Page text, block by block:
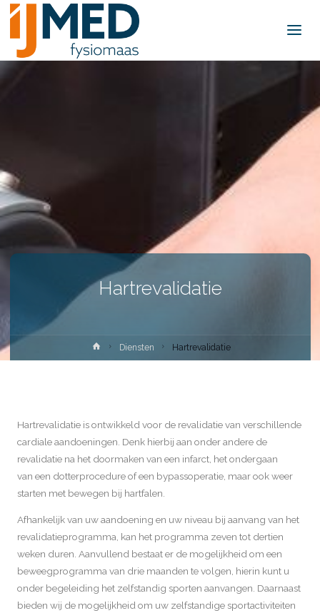
Hartrevalidatie
Diensten Hartrevalidatie
Hartrevalidatie is ontwikkeld voor de revalidatie van verschillende
cardiale aandoeningen. Denk hierbij aan onder andere de
revalidatie na het doormaken van een infarct, het ondergaan
van een dotterprocedure of een bypassoperatie, maar ook weer
starten met bewegen bij hartfalen.
Afhankelijk van uw aandoening en uw niveau bij aanvang van het
revalidatieprogramma, kan het programma zeven tot dertien
weken duren. Aanvullend bestaat er de mogelijkheid om een
beweegprogramma van drie maanden te volgen, hierin kunt u
onder begeleiding het zelfstandig sporten aanvangen. Daarnaast
bieden wij de mogelijkheid om uw zelfstandige sportactiviteiten